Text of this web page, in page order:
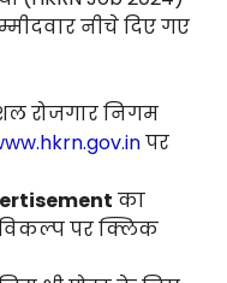
नीचे दिए गए
रोजगार निगम
पर
का
विकल्प पर क्लिक